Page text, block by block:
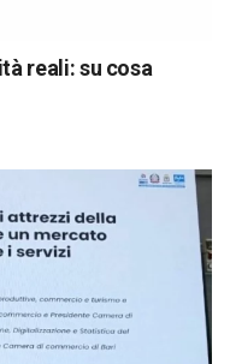
reali: su cosa